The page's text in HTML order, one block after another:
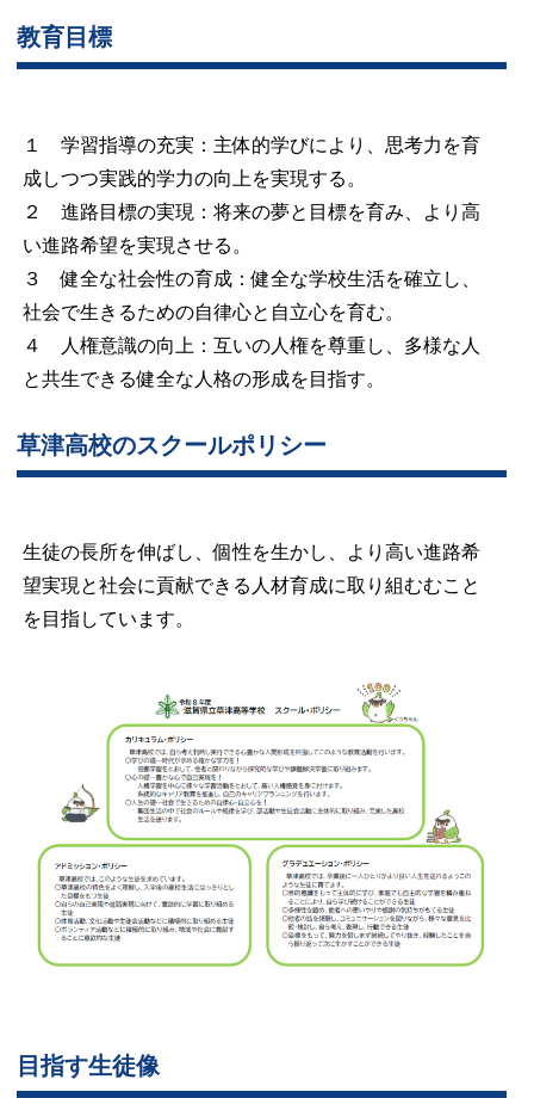
教育目標
１ 学習指導の充実：主体的学びにより、思考力を育
成しつつ実践的学力の向上を実現する。
２ 進路目標の実現：将来の夢と目標を育み、より高
い進路希望を実現させる。
３ 健全な社会性の育成：健全な学校生活を確立し、
社会で生きるための自律心と自立心を育む。
４ 人権意識の向上：互いの人権を尊重し、多様な人
と共生できる健全な人格の形成を目指す。
草津高校のスクールポリシー
生徒の長所を伸ばし、個性を生かし、より高い進路希
望実現と社会に貢献できる人材育成に取り組むむこと
を目指しています。
目指す生徒像